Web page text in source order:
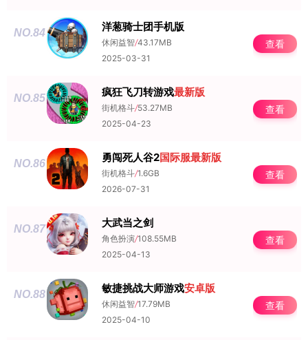
NO.84 洋葱骑士团手机版
休闲益智/43.17MB
2025-03-31
查看
NO.85 疯狂飞刀转游戏最新版
街机格斗/53.27MB
2025-04-23
查看
NO.86 勇闯死人谷2国际服最新版
街机格斗/1.6GB
2026-07-31
查看
NO.87 大武当之剑
角色扮演/108.55MB
2025-04-13
查看
NO.88 敏捷挑战大师游戏安卓版
休闲益智/17.79MB
2025-04-10
查看